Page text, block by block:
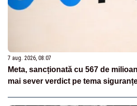
7 aug. 2026, 08:07
Meta, sancționată cu 567 de
mai sever verdict pe tema